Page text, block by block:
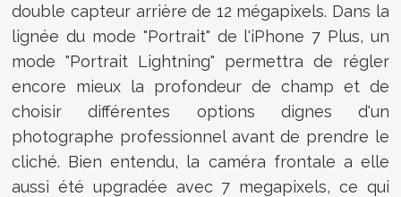
double capteur arrière de 12 mégapixels. Dans la
lignée du mode "Portrait" de l'iPhone 7 Plus, un
mode "Portrait Lightning" permettra de régler
encore mieux la profondeur de champ et de
choisir différentes options dignes d'un
photographe professionnel avant de prendre le
cliché. Bien entendu, la caméra frontale a elle
aussi été upgradée avec 7 megapixels, ce qui